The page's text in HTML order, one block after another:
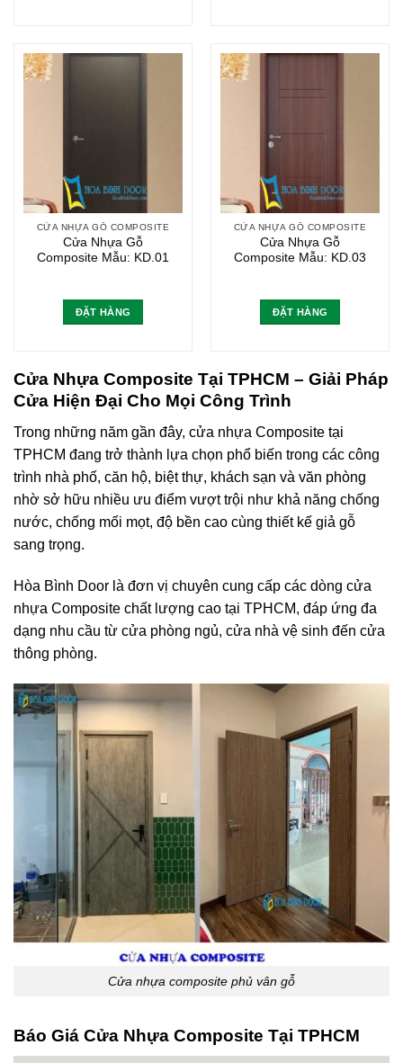
CỬA NHỰA GỖ COMPOSITE
Cửa Nhựa Gỗ
Composite Mẫu: KD.01
ĐẶT HÀNG
CỬA NHỰA GỖ COMPOSITE
Cửa Nhựa Gỗ
Composite Mẫu: KD.03
ĐẶT HÀNG
Cửa Nhựa Composite Tại TPHCM – Giải Pháp
Cửa Hiện Đại Cho Mọi Công Trình
Trong những năm gần đây, cửa nhựa Composite tại
TPHCM đang trở thành lựa chọn phổ biến trong các công
trình nhà phố, căn hộ, biệt thự, khách sạn và văn phòng
nhờ sở hữu nhiều ưu điểm vượt trội như khả năng chống
nước, chống mối mọt, độ bền cao cùng thiết kế giả gỗ
sang trọng.
Hòa Bình Door là đơn vị chuyên cung cấp các dòng cửa
nhựa Composite chất lượng cao tại TPHCM, đáp ứng đa
dạng nhu cầu từ cửa phòng ngủ, cửa nhà vệ sinh đến cửa
thông phòng.
Cửa nhựa composite phủ vân gỗ
Báo Giá Cửa Nhựa Composite Tại TPHCM